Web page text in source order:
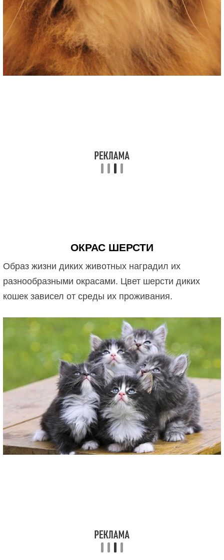
ОКРАС ШЕРСТИ
Образ жизни диких животных наградил их
разнообразными окрасами. Цвет шерсти диких
кошек зависел от среды их проживания.